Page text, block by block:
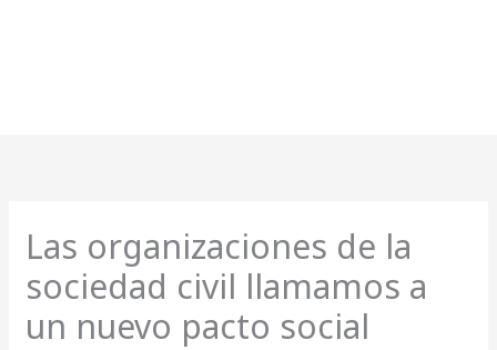
Las organizaciones de la
sociedad civil llamamos a
un nuevo pacto social